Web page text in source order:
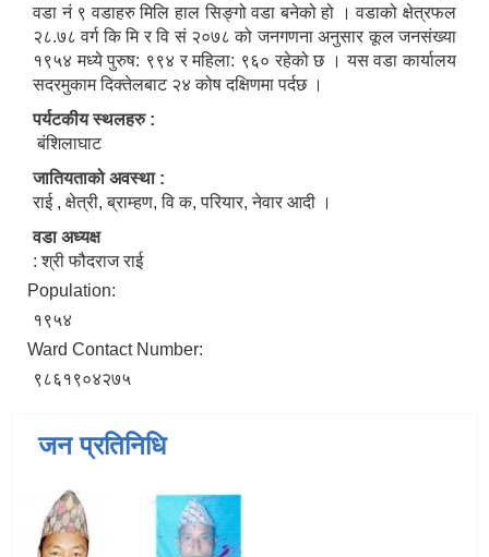
वडा नं ९ वडाहरु मिलि हाल सिङ्गो वडा बनेको हो । वडाको क्षेत्रफल
२८.७८ वर्ग कि मि र वि सं २०७८ को जनगणना अनुसार कूल जनसंख्या
१९५४ मध्ये पुरुष: ९९४ र महिला: ९६० रहेको छ । यस वडा कार्यालय
सदरमुकाम दिक्तेलबाट २४ कोष दक्षिणमा पर्दछ ।
पर्यटकीय स्थलहरु :
बंशिलाघाट
जातियताको अवस्था :
राई , क्षेत्री, ब्राम्हण, वि क, परियार, नेवार आदी ।
वडा अध्यक्ष
: श्री फौदराज राई
Population:
१९५४
Ward Contact Number:
९८६१९०४२७५
जन प्रतिनिधि